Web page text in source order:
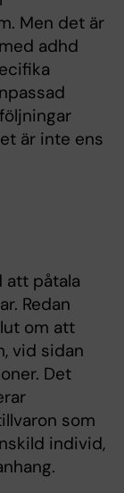
Men det är
adhd
är inte ens
att påtala
Redan
om att
vid sidan
Det
som
individ,